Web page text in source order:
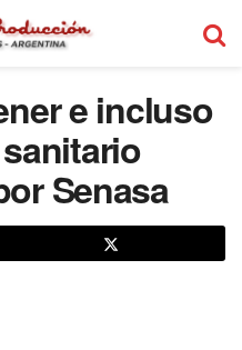
e incluso
Senasa